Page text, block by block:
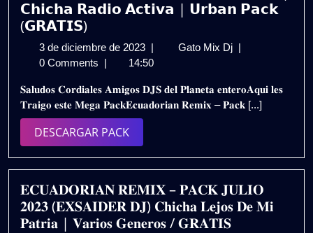
𝗘𝗰)
𝗚𝗥𝗔𝗧𝗜𝗦
𝗖𝗵𝗶𝗰𝗵𝗮 𝗥𝗮𝗱𝗶𝗼 𝗔𝗰𝘁𝗶𝘃𝗮 | 𝗨𝗿𝗯𝗮𝗻 𝗣𝗮𝗰𝗸
(𝗚𝗥𝗔𝗧𝗜𝗦)
3 de diciembre de 2023 3
de
de
2023
| Gato Mix Dj
𝗦𝗘𝗣𝗧𝗜𝗘𝗠𝗕𝗥𝗘
𝟮𝟬𝟮𝟯
|
𝗖𝗵𝗶𝗰𝗵𝗮
𝗥𝗮𝗱𝗶𝗼
𝗔𝗰𝘁𝗶𝘃𝗮
|
0 Comments | 14:50
𝐒𝐚𝐥𝐮𝐝𝐨𝐬 𝐂𝐨𝐫𝐝𝐢𝐚𝐥𝐞𝐬 𝐀𝐦𝐢𝐠𝐨𝐬 𝐃𝐉𝐒 𝐝𝐞𝐥 𝐏𝐥𝐚𝐧𝐞𝐭𝐚 𝐞𝐧𝐭𝐞𝐫𝐨𝐀𝐪𝐮𝐢 𝐥𝐞𝐬
𝐓𝐫𝐚𝐢𝐠𝐨 𝐞𝐬𝐭𝐞 𝐌𝐞𝐠𝐚 𝐏𝐚𝐜𝐤𝐄𝐜𝐮𝐚𝐝𝐨𝐫𝐢𝐚𝐧 𝐑𝐞𝐦𝐢𝐱 – 𝐏𝐚𝐜𝐤 [...]
DESCARGAR PACKDESCARGAR
PACK
𝐄𝐂𝐔𝐀𝐃𝐎𝐑𝐈𝐀𝐍 𝐑𝐄𝐌𝐈𝐗 – 𝐏𝐀𝐂𝐊 𝐉𝐔𝐋𝐈𝐎
𝟐𝟎𝟐𝟑 (𝐄𝐗𝐒𝐀𝐈𝐃𝐄𝐑 𝐃𝐉) 𝐂𝐡𝐢𝐜𝐡𝐚 𝐋𝐞𝐣𝐨𝐬 𝐃𝐞 𝐌𝐢
𝐏𝐚𝐭𝐫𝐢𝐚 | 𝐕𝐚𝐫𝐢𝐨𝐬 𝐆𝐞𝐧𝐞𝐫𝐨𝐬 / 𝐆𝐑𝐀𝐓𝐈𝐒